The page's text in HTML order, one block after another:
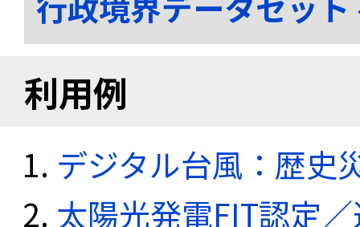
利用例
デジタル台風：歴史
太陽光発電FIT認定